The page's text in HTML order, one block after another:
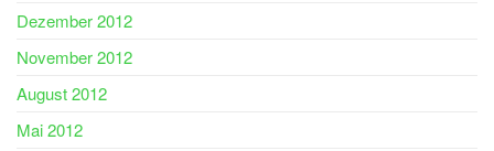
Dezember 2012
November 2012
August 2012
Mai 2012